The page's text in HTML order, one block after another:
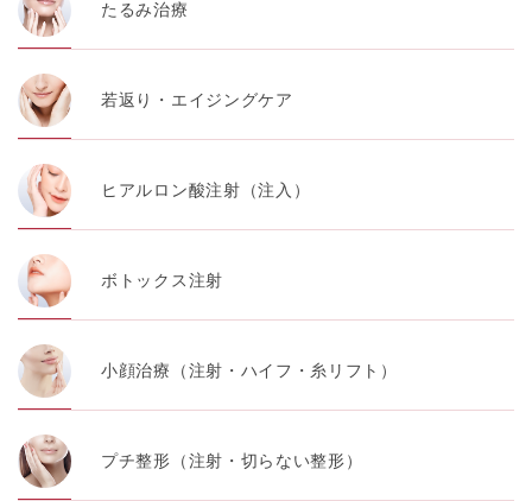
代表電話番号03-6459-0169
【取得する情報】に規定されている取得情報
②共同して利用する者の範囲
【基本理念】に規定するTCBグループ
③共同利用する者の利用目的
【利用目的】の達成のため
【外部委託について】
TCBグループは、【利用目的】の達成に必要な範囲内に
おいて、取得情報の取扱いの全部または一部を外部の業
いを委託する場合、委託先との間で、個人情報の保護に
関する取り決めを行い、契約にあたっては取得情報が適
正に管理されるよう確保します。
たるみ治療
若返り・エイジングケア
ヒアルロン酸注射（注入）
ボトックス注射
小顔治療（注射・ハイフ・糸リフト）
プチ整形（注射・切らない整形）